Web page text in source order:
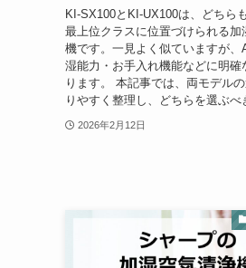
KI-SX100とKI-UX100は、どちら
最上位クラスに位置づけられる加
機です。一見よく似ていますが、
湿能力・お手入れ機能などに明確
ります。 本記事では、両モデル
りやすく整理し、どちらを選ぶべ
2026年2月12日